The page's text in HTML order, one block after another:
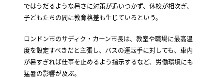
ではうだるような暑さに対策が追いつかず、休校が相次ぎ、
子どもたちの間に教育格差も生じているという。
ロンドン市のサディク・カーン市長は、教室や職場に最高温
度を設定すべきだと主張し、バスの運転手に対しても、車内
が暑すぎれば仕事を止めるよう指示するなど、労働環境にも
猛暑の影響が及ぶ。